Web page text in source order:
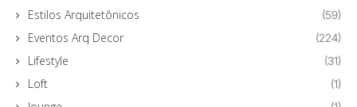
Estilos Arquitetônicos (59)
Eventos Arq Decor (224)
Lifestyle (31)
Loft (1)